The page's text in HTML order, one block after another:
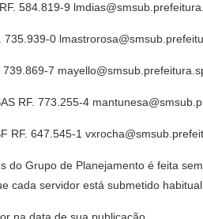
584.819-9
735.939-0
7
RF. 773.255-4
RF. 647.545-1
do Grupo de Planejamento é feita
cada servidor está submetido